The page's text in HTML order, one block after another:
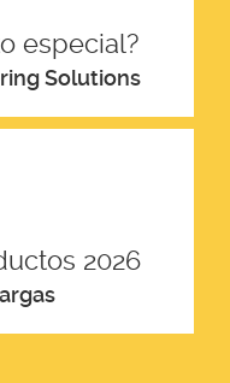
especial?
Solutions
2026